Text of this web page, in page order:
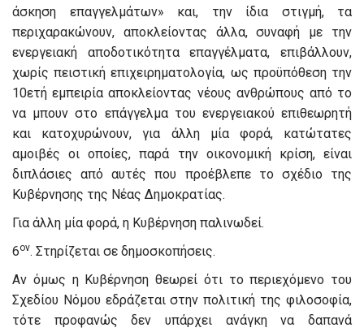
άσκηση επαγγελμάτων» και, την ίδια στιγμή, τα
περιχαρακώνουν, αποκλείοντας άλλα, συναφή με την
ενεργειακή αποδοτικότητα επαγγέλματα, επιβάλλουν,
χωρίς πειστική επιχειρηματολογία, ως προϋπόθεση την
10ετή εμπειρία αποκλείοντας νέους ανθρώπους από το
να μπουν στο επάγγελμα του ενεργειακού επιθεωρητή
και κατοχυρώνουν, για άλλη μία φορά, κατώτατες
αμοιβές οι οποίες, παρά την οικονομική κρίση, είναι
διπλάσιες από αυτές που προέβλεπε το σχέδιο της
Κυβέρνησης της Νέας Δημοκρατίας.
Για άλλη μία φορά, η Κυβέρνηση παλινωδεί.
6ον. Στηρίζεται σε δημοσκοπήσεις.
Αν όμως η Κυβέρνηση θεωρεί ότι το περιεχόμενο του
Σχεδίου Νόμου εδράζεται στην πολιτική της φιλοσοφία,
τότε προφανώς δεν υπάρχει ανάγκη να δαπανά